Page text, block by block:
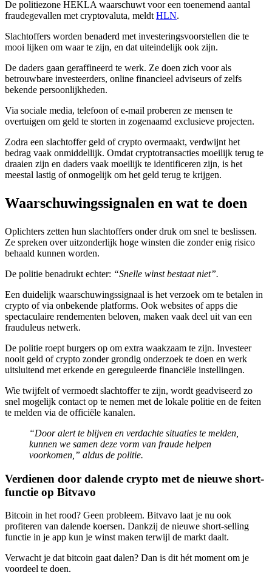
De politiezone HEKLA waarschuwt voor een toenemend aantal
fraudegevallen met cryptovaluta, meldt HLN.
Slachtoffers worden benaderd met investeringsvoorstellen die te
mooi lijken om waar te zijn, en dat uiteindelijk ook zijn.
De daders gaan geraffineerd te werk. Ze doen zich voor als
betrouwbare investeerders, online financieel adviseurs of zelfs
bekende persoonlijkheden.
Via sociale media, telefoon of e-mail proberen ze mensen te
overtuigen om geld te storten in zogenaamd exclusieve projecten.
Zodra een slachtoffer geld of crypto overmaakt, verdwijnt het
bedrag vaak onmiddellijk. Omdat cryptotransacties moeilijk terug te
draaien zijn en daders vaak moeilijk te identificeren zijn, is het
meestal lastig of onmogelijk om het geld terug te krijgen.
Waarschuwingssignalen en wat te doen
Oplichters zetten hun slachtoffers onder druk om snel te beslissen.
Ze spreken over uitzonderlijk hoge winsten die zonder enig risico
behaald kunnen worden.
De politie benadrukt echter: “Snelle winst bestaat niet”.
Een duidelijk waarschuwingssignaal is het verzoek om te betalen in
crypto of via onbekende platforms. Ook websites of apps die
spectaculaire rendementen beloven, maken vaak deel uit van een
frauduleus netwerk.
De politie roept burgers op om extra waakzaam te zijn. Investeer
nooit geld of crypto zonder grondig onderzoek te doen en werk
uitsluitend met erkende en gereguleerde financiële instellingen.
Wie twijfelt of vermoedt slachtoffer te zijn, wordt geadviseerd zo
snel mogelijk contact op te nemen met de lokale politie en de feiten
te melden via de officiële kanalen.
“Door alert te blijven en verdachte situaties te melden,
kunnen we samen deze vorm van fraude helpen
voorkomen,” aldus de politie.
Verdienen door dalende crypto met de nieuwe short-
functie op Bitvavo
Bitcoin in het rood? Geen probleem. Bitvavo laat je nu ook
profiteren van dalende koersen. Dankzij de nieuwe short-selling
functie in je app kun je winst maken terwijl de markt daalt.
Verwacht je dat bitcoin gaat dalen? Dan is dit hét moment om je
voordeel te doen.